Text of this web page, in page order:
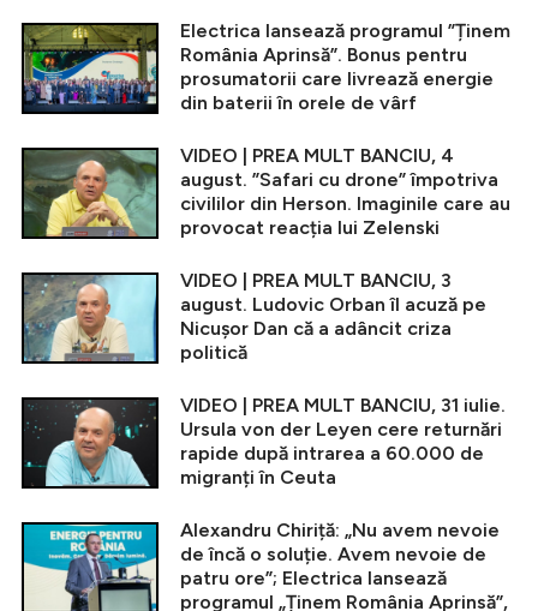
Electrica lansează programul ”Ținem
România Aprinsă”. Bonus pentru
prosumatorii care livrează energie
din baterii în orele de vârf
VIDEO | PREA MULT BANCIU, 4
august. ”Safari cu drone” împotriva
civililor din Herson. Imaginile care au
provocat reacția lui Zelenski
VIDEO | PREA MULT BANCIU, 3
august. Ludovic Orban îl acuză pe
Nicușor Dan că a adâncit criza
politică
VIDEO | PREA MULT BANCIU, 31 iulie.
Ursula von der Leyen cere returnări
rapide după intrarea a 60.000 de
migranți în Ceuta
Alexandru Chiriță: „Nu avem nevoie
de încă o soluție. Avem nevoie de
patru ore”; Electrica lansează
programul „Ținem România Aprinsă”,